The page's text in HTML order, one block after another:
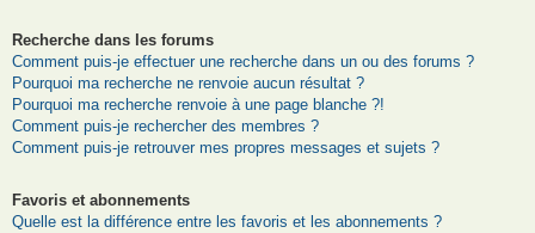
Recherche dans les forums
Comment puis-je effectuer une recherche dans un ou des forums ?
Pourquoi ma recherche ne renvoie aucun résultat ?
Pourquoi ma recherche renvoie à une page blanche ?!
Comment puis-je rechercher des membres ?
Comment puis-je retrouver mes propres messages et sujets ?
Favoris et abonnements
Quelle est la différence entre les favoris et les abonnements ?